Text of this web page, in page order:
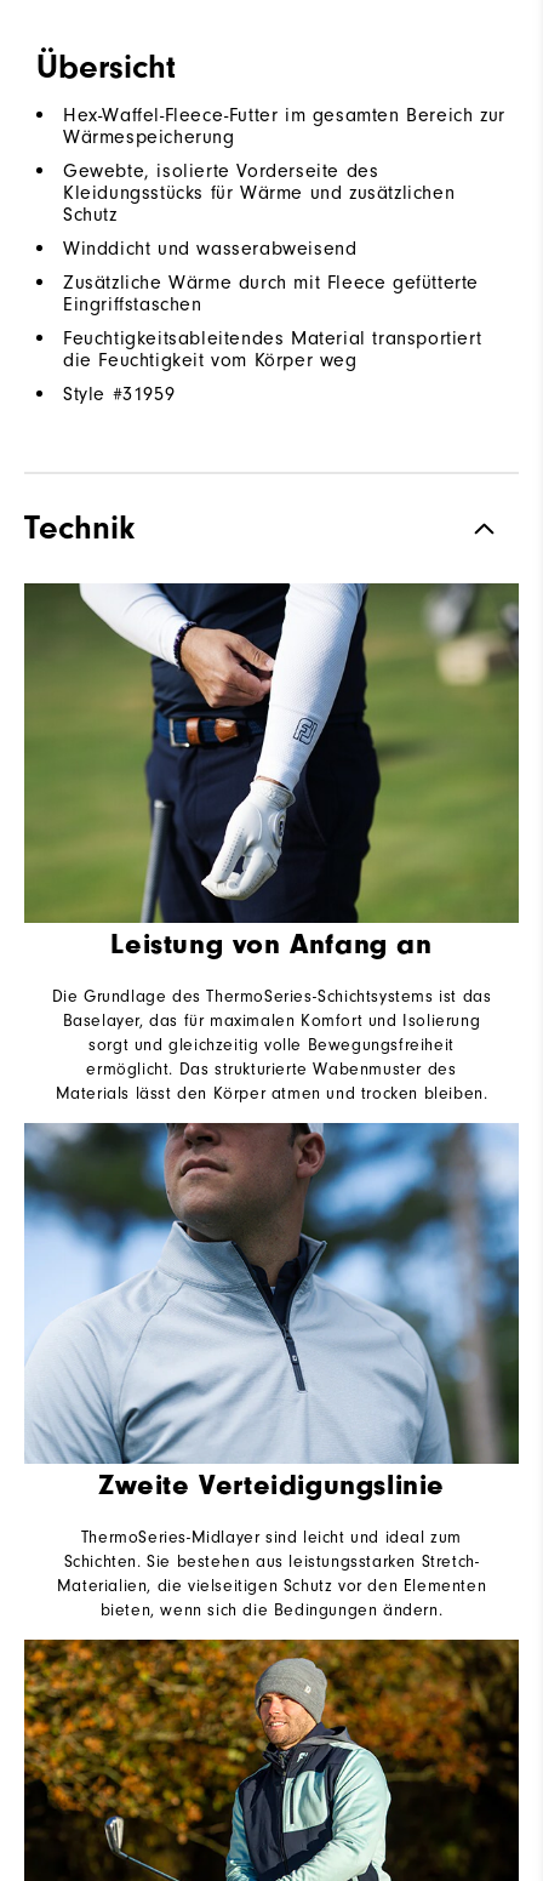
Übersicht
Hex-Waffel-Fleece-Futter im gesamten Bereich zur
Wärmespeicherung
Gewebte, isolierte Vorderseite des
Kleidungsstücks für Wärme und zusätzlichen
Schutz
Winddicht und wasserabweisend
Zusätzliche Wärme durch mit Fleece gefütterte
Eingriffstaschen
Feuchtigkeitsableitendes Material transportiert
die Feuchtigkeit vom Körper weg
Style #31959
Technik
Leistung von Anfang an
Die Grundlage des ThermoSeries-Schichtsystems ist das
Baselayer, das für maximalen Komfort und Isolierung
sorgt und gleichzeitig volle Bewegungsfreiheit
ermöglicht. Das strukturierte Wabenmuster des
Materials lässt den Körper atmen und trocken bleiben.
Zweite Verteidigungslinie
ThermoSeries-Midlayer sind leicht und ideal zum
Schichten. Sie bestehen aus leistungsstarken Stretch-
Materialien, die vielseitigen Schutz vor den Elementen
bieten, wenn sich die Bedingungen ändern.